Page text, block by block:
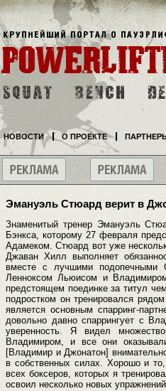
Эмануэль Стюард верит в
Знаменитый тренер Эмануэль
Бэнкса, которому 27 февраля
Адамеком. Стюард вот уже
Джаван Хилл выполняет
вместе с лучшими подопечными
Ленноксом Льюисом и
предстоящем поединке за титул
подростком он тренировался
является основным спарринг-
довольно давно спаррингует с
уверенность. Я видел
Владимиром, и все они
[Владимир и Джонатон]
в собственных силах. Хорошо и
всех боксеров, которых я
освоил несколько новых
НОВОСТИ О ПРОЕКТЕ